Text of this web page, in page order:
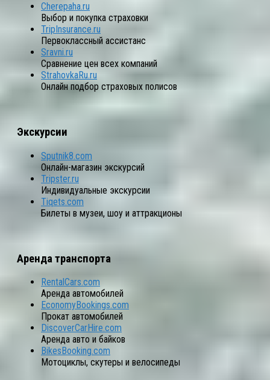
Cherepaha.ru
Выбор и покупка страховки
TripInsurance.ru
Первоклассный ассистанс
Sravni.ru
Сравнение цен всех компаний
StrahovkaRu.ru
Онлайн подбор страховых полисов
Экскурсии
Sputnik8.com
Онлайн-магазин экскурсий
Tripster.ru
Индивидуальные экскурсии
Tiqets.com
Билеты в музеи, шоу и аттракционы
Аренда транспорта
RentalCars.com
Аренда автомобилей
EconomyBookings.com
Прокат автомобилей
DiscoverCarHire.com
Аренда авто и байков
BikesBooking.com
Мотоциклы, скутеры и велосипеды